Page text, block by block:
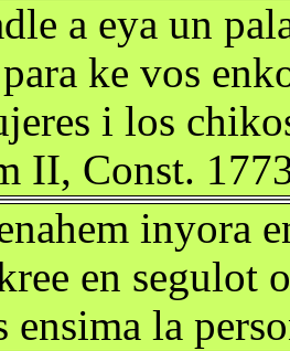
a eya un
ke vos
i los
II, Const.
inyora
en segulot
ensima la